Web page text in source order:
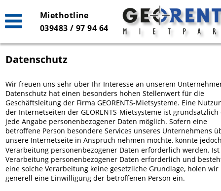
Datenschutz
Wir freuen uns sehr über Ihr Interesse an unserem
Datenschutz hat einen besonders hohen Stellenwert für die
Geschäftsleitung der Firma GEORENTS-Mietsysteme. Eine
der Internetseiten der GEORENTS-Mietsysteme ist
jede Angabe personenbezogener Daten möglich. Sofern eine
betroffene Person besondere Services unseres Unternehmens
unsere Internetseite in Anspruch nehmen möchte, könnte
Verarbeitung personenbezogener Daten erforderlich werden.
Verarbeitung personenbezogener Daten erforderlich und
eine solche Verarbeitung keine gesetzliche Grundlage, holen wir
generell eine Einwilligung der betroffenen Person ein.
Miethotline
039483 / 97 94 64